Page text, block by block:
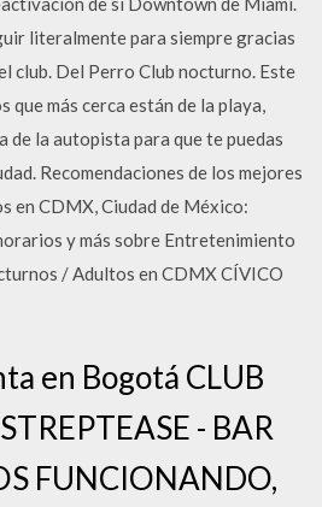
literalmente para siempre gracias
club. Del Perro Club nocturno. Este
que más cerca están de la playa,
de la autopista para que te puedas
Recomendaciones de los mejores
en CDMX, Ciudad de México:
y más sobre Entretenimiento
/ Adultos en CDMX CÍVICO
en Bogotá CLUB
- BAR
FUNCIONANDO,